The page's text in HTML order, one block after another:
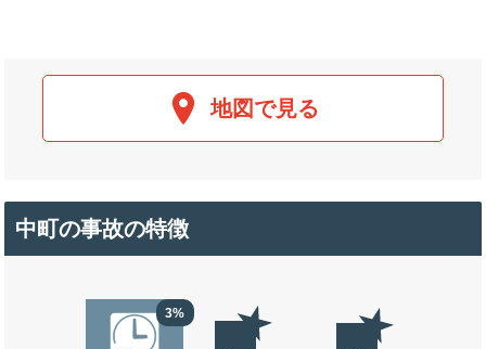
地図で見る
中町の事故の特徴
3%